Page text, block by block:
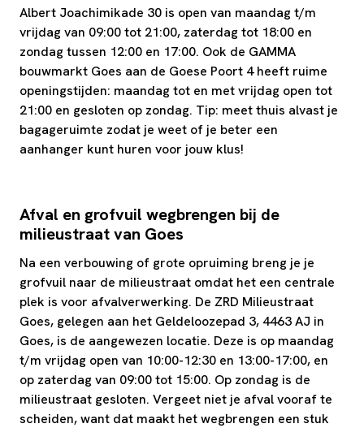
Albert Joachimikade 30 is open van maandag t/m
vrijdag van 09:00 tot 21:00, zaterdag tot 18:00 en
zondag tussen 12:00 en 17:00. Ook de GAMMA
bouwmarkt Goes aan de Goese Poort 4 heeft ruime
openingstijden: maandag tot en met vrijdag open tot
21:00 en gesloten op zondag. Tip: meet thuis alvast je
bagageruimte zodat je weet of je beter een
aanhanger kunt huren voor jouw klus!
Afval en grofvuil wegbrengen bij de
milieustraat van Goes
Na een verbouwing of grote opruiming breng je je
grofvuil naar de milieustraat omdat het een centrale
plek is voor afvalverwerking. De ZRD Milieustraat
Goes, gelegen aan het Geldeloozepad 3, 4463 AJ in
Goes, is de aangewezen locatie. Deze is op maandag
t/m vrijdag open van 10:00-12:30 en 13:00-17:00, en
op zaterdag van 09:00 tot 15:00. Op zondag is de
milieustraat gesloten. Vergeet niet je afval vooraf te
scheiden, want dat maakt het wegbrengen een stuk